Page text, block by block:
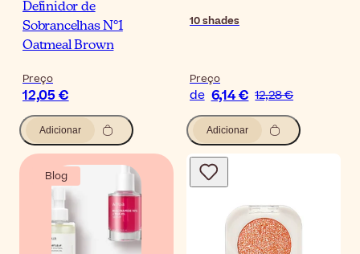
Definidor de
Sobrancelhas N°1
Oatmeal Brown
Preço
12,05 €
Adicionar
10shades
Preço
de 6,14 € 12,28 €
Adicionar
Blog